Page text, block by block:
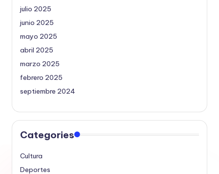
julio 2025
junio 2025
mayo 2025
abril 2025
marzo 2025
febrero 2025
septiembre 2024
Categories
Cultura
Deportes